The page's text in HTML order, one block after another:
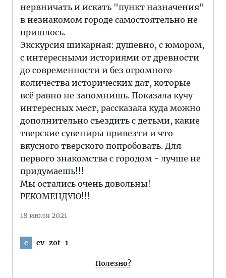
нервничать и искать "пункт назначения"
в незнакомом городе самостоятельно не
пришлось.
Экскурсия шикарная: душевно, с юмором,
с интересными историями от древности
до современности и без огромного
количества исторических дат, которые
всё равно не запомнишь. Показала кучу
интересных мест, рассказала куда можно
дополнительно съездить с детьми, какие
тверские сувениры привезти и что
вкусного тверского попробовать. Для
первого знакомства с городом - лучше не
придумаешь!!!
Мы остались очень довольны!
РЕКОМЕНДУЮ!!!
18 июля 2021
e ev-zot-1
Полезно?